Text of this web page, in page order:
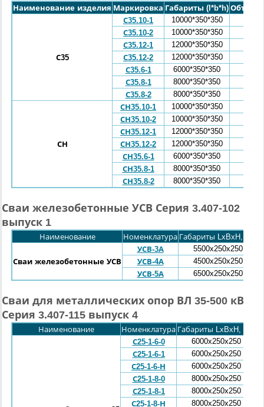
Наименование изделия Маркировка Габариты (l*b*h) Объем,
С35
С35.10-1 10000*350*350
С35.10-2
10000*350*350
С35.12-1
12000*350*350
С35.12-2
12000*350*350
С35.6-1
6000*350*350
С35.8-1
8000*350*350
С35.8-2
8000*350*350
СН
СН35.10-1 10000*350*350
СН35.10-2
10000*350*350
СН35.12-1
12000*350*350
СН35.12-2
12000*350*350
СН35.6-1
6000*350*350
СН35.8-1
8000*350*350
СН35.8-2
8000*350*350
Сваи железобетонные УСВ Серия 3.407-102
выпуск 1
Наименование Номенклатура Габариты LxBxH, мм
Сваи железобетонные УСВ
УСВ-3А
5500x250x250
УСВ-4А
4500x250x250
УСВ-5А
6500x250x250
Сваи для металлических опор ВЛ 35-500 кВ
Серия 3.407-115 выпуск 4
Наименование Номенклатура Габариты LxBxH, мм
С25-1-6-0 6000x250x250
С25-1-6-1
6000x250x250
С25-1-6-Н
6000x250x250
С25-1-8-0
8000x250x250
С25-1-8-1
8000x250x250
С25-1-8-Н
8000x250x250